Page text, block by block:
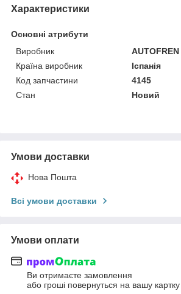
Характеристики
Основні атрибути
Виробник
Країна виробник
Іспанія
Код запчастини
4145
Стан
Новий
Умови доставки
Нова Пошта
Всі умови доставки
Умови оплати
Ви отримаєте замовлення
або гроші повернуться на вашу картку